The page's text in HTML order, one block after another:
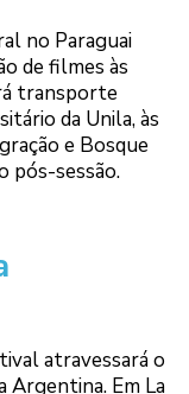
no Paraguai
de filmes às
transporte
da Unila, às
e Bosque
pós-sessão.
atravessará o
Argentina. Em La